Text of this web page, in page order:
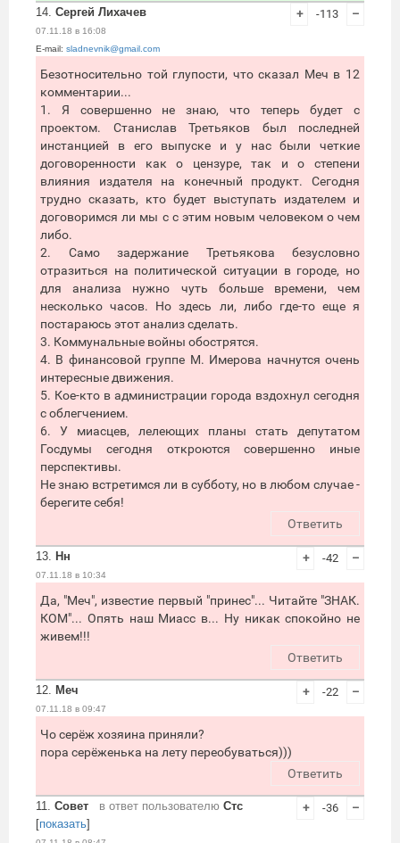
14. Сергей Лихачев
07.11.18 в 16:08
E-mail: sladnevnik@gmail.com
+ -113 –
Безотносительно той глупости, что сказал Меч в 12
комментарии...
1. Я совершенно не знаю, что теперь будет с
проектом. Станислав Третьяков был последней
инстанцией в его выпуске и у нас были четкие
договоренности как о цензуре, так и о степени
влияния издателя на конечный продукт. Сегодня
трудно сказать, кто будет выступать издателем и
договоримся ли мы с с этим новым человеком о чем
либо.
2. Само задержание Третьякова безусловно
отразиться на политической ситуации в городе, но
для анализа нужно чуть больше времени, чем
несколько часов. Но здесь ли, либо где-то еще я
постараюсь этот анализ сделать.
3. Коммунальные войны обострятся.
4. В финансовой группе М. Имерова начнутся очень
интересные движения.
5. Кое-кто в администрации города вздохнул сегодня
с облегчением.
6. У миасцев, лелеющих планы стать депутатом
Госдумы сегодня откроются совершенно иные
перспективы.
Не знаю встретимся ли в субботу, но в любом случае -
берегите себя!
Ответить
13. Нн
07.11.18 в 10:34
+ -42 –
Да, "Меч", известие первый "принес"... Читайте "ЗНАК.
КОМ"... Опять наш Миасс в... Ну никак спокойно не
живем!!!
Ответить
12. Меч
07.11.18 в 09:47
+ -22 –
Чо серёж хозяина приняли?
пора серёженька на лету переобуваться)))
Ответить
11. Совет в ответ пользователю Стс
[показать]
+ -36 –